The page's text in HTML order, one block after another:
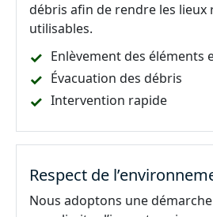
débris afin de rendre les lieux
utilisables.
Enlèvement des éléments
Évacuation des débris
Intervention rapide
Respect de
Nous adoptons une